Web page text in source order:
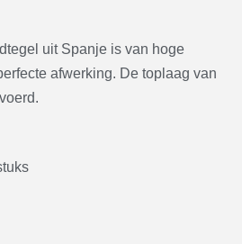
uit Spanje is van hoge
afwerking. De toplaag van